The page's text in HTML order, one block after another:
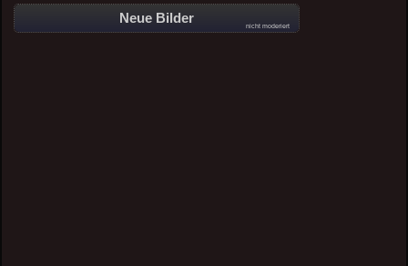
Neue Bilder
nicht moderiert